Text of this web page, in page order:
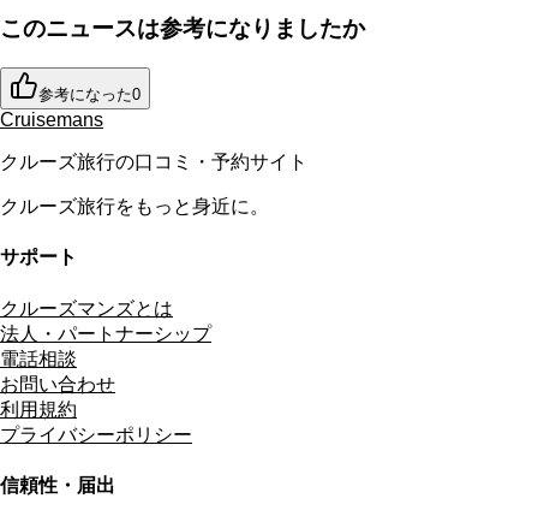
このニュースは参考になりましたか
参考になった0
Cruisemans
クルーズ旅行の口コミ・予約サイト
クルーズ旅行をもっと身近に。
サポート
クルーズマンズとは
法人・パートナーシップ
電話相談
お問い合わせ
利用規約
プライバシーポリシー
信頼性・届出